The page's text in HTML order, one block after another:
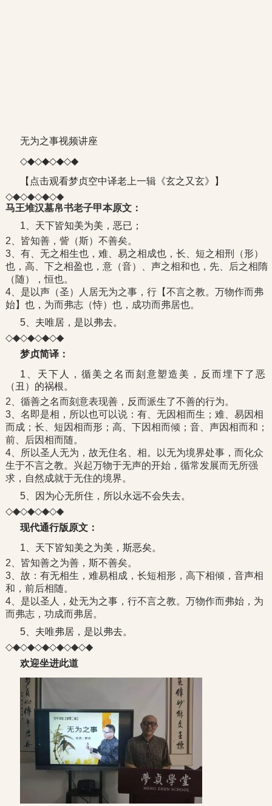
无为之事视频讲座
◇◆◇◆◇◆◇◆
【点击观看梦贞空中译老上一辑《玄之又玄》】
◇◆◇◆◇◆◇◆
马王堆汉墓帛书老子甲本原文：
1、天下皆知美为美，恶已；
2、皆知善，訾（斯）不善矣。
3、有、无之相生也，难、易之相成也，长、短之相刑（形）
也，高、下之相盈也，意（音）、声之相和也，先、后之相隋
（随），恒也。
4、是以声（圣）人居无为之事，行【不言之教。万物作而弗
始】也，为而弗志（恃）也，成功而弗居也。
5、夫唯居，是以弗去。
◇◆◇◆◇◆◇◆
梦贞简译：
1、天下人，循美之名而刻意塑造美，反而埋下了恶
（丑）的祸根。
2、循善之名而刻意表现善，反而派生了不善的行为。
3、名即是相，所以也可以说：有、无因相而生；难、易因相
而成；长、短因相而形；高、下因相而倾；音、声因相而和；
前、后因相而随。
4、所以圣人无为，故无住名、相。以无为境界处事，而化众
生于不言之教。兴起万物于无声的开始，循常发展而无所强
求，自然成就于无住的境界。
5、因为心无所住，所以永远不会失去。
◇◆◇◆◇◆◇◆
现代通行版原文：
1、天下皆知美之为美，斯恶矣。
2、皆知善之为善，斯不善矣。
3、故：有无相生，难易相成，长短相形，高下相倾，音声相
和，前后相随。
4、是以圣人，处无为之事，行不言之教。万物作而弗始，为
而弗志，功成而弗居。
5、夫唯弗居，是以弗去。
◇◆◇◆◇◆◇◆◇◆◇◆
欢迎坐进此道